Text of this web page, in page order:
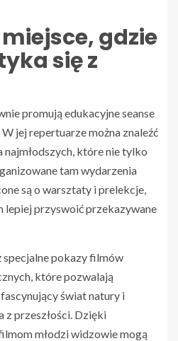
gdzie
się z
promują edukacyjne seanse
. W jej repertuarze można znaleźć
które nie tylko
tam wydarzenia
są o warsztaty i prelekcje,
lepiej przyswoić przekazywane
pokazy filmów
które pozwalają
świat natury i
z przeszłości. Dzięki
młodzi widzowie mogą